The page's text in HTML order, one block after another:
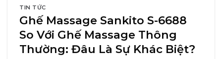
TIN TỨC
Ghế Massage Sankito S-6688
So Với Ghế Massage Thông
Thường: Đâu Là Sự Khác Biệt?